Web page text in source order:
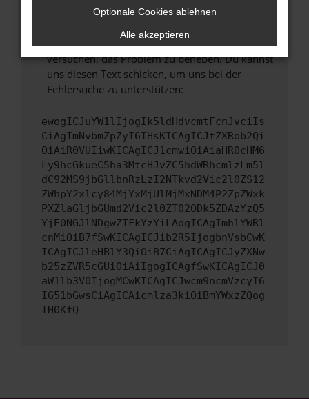
Wende dich an den Webseitenbetreiber.
Wenn du alle oben genannten Schritte versucht
hast, kontaktiere uns bitte. Wir werden
versuchen, das Problem zu beheben. Du kannst
uns diesen Text schicken, um uns bei der
Fehlersuche zu unterstützen:
ewogICJuYW1lIjogIk5ldHdvcmtFcnJvciIs
CiAgImNvbmZpZyI6IHsKICAgICJtZXRob2Qi
OiAiR0VUIiwKICAgICJ1cmwiOiAiaHR0cHM6
Ly9hcGkueC5ha3MtcHJvZC5hdWRhcmlzLm5l
dC92MS9jbGllbnRzLzI2NTkvd2Vic2l0ZS12
ZWhpY2xlcy84MjYxMjUlMjMxNDM4P2ZpZWxk
PXZlaGljbGUmd2Vic2l0ZT02ODk5ZDAzYzQ5
YjE0NGJlNDgwZTFkYzYiLAogICAgImhlYWRl
cnMiOiB7fSwKICAgICJib2R5IjogbnVsbCwK
ICAgICJleHBlY3QiOiB7CiAgICAgICJyZXNw
b25zZVR5cGUiOiAiIgogICAgfSwKICAgICJ0
aW1lb3V0IjogMCwKICAgICJwcm9ncmVzcyI6
IG51bGwsCiAgICAicmlza3kiOiBmYWxzZQog
IH0KfQ==
Optionale Cookies ablehnen
Alle akzeptieren